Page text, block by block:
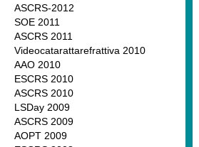
ASCRS-2012
SOE 2011
ASCRS 2011
Videocatarattarefrattiva 2010
ААО 2010
ESCRS 2010
ASCRS 2010
LSDay 2009
ASCRS 2009
AOPT 2009